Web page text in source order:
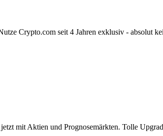
Crypto.com seit 4 Jahren exklusiv - absolut
mit Aktien und Prognosemärkten. Tolle